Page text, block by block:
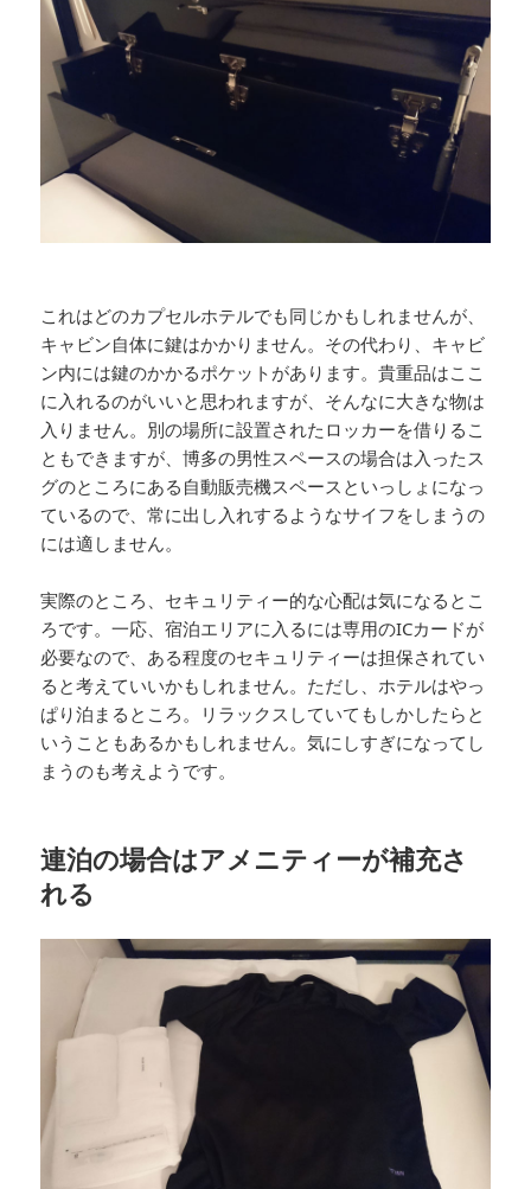
これはどのカプセルホテルでも同じかもしれませんが、
キャビン自体に鍵はかかりません。その代わり、キャビ
ン内には鍵のかかるポケットがあります。貴重品はここ
に入れるのがいいと思われますが、そんなに大きな物は
入りません。別の場所に設置されたロッカーを借りるこ
ともできますが、博多の男性スペースの場合は入ったス
グのところにある自動販売機スペースといっしょになっ
ているので、常に出し入れするようなサイフをしまうの
には適しません。
実際のところ、セキュリティー的な心配は気になるとこ
ろです。一応、宿泊エリアに入るには専用のICカードが
必要なので、ある程度のセキュリティーは担保されてい
ると考えていいかもしれません。ただし、ホテルはやっ
ぱり泊まるところ。リラックスしていてもしかしたらと
いうこともあるかもしれません。気にしすぎになってし
まうのも考えようです。
連泊の場合はアメニティーが補充さ
れる